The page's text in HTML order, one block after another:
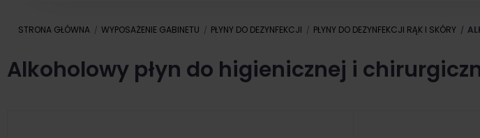
STRONA GŁÓWNA WYPOSAŻENIE GABINETU PŁYNY DO DEZYNFEKCJI PŁYNY DO DEZYNFEKCJI RĄK I SKÓRY
Alkoholowy płyn do higienicznej i